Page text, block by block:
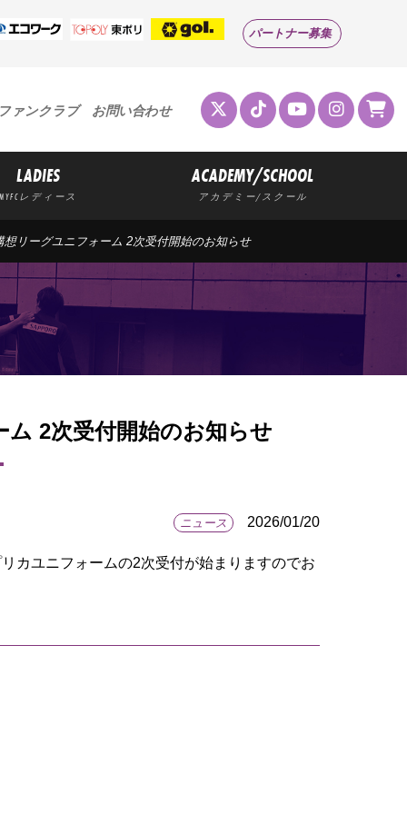
パートナー募集
ァンクラブ お問い合わせ
LADIES
レディース
ACADEMY/SCHOOL
アカデミー/スクール
リーグユニフォーム 2次受付開始のお知らせ
2次受付開始のお知らせ
ニュース 2026/01/20
カユニフォームの2次受付が始まりますのでお